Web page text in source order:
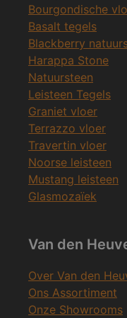
Bourgondische
Basalt tegels
Blackberry
Harappa Stone
Natuursteen
Leisteen Tegels
Graniet vloer
Terrazzo vloer
Travertin vloer
Noorse leisteen
Mustang leisteen
Glasmozaïek
Van den
Over Van den
Ons Assortiment
Onze Showrooms